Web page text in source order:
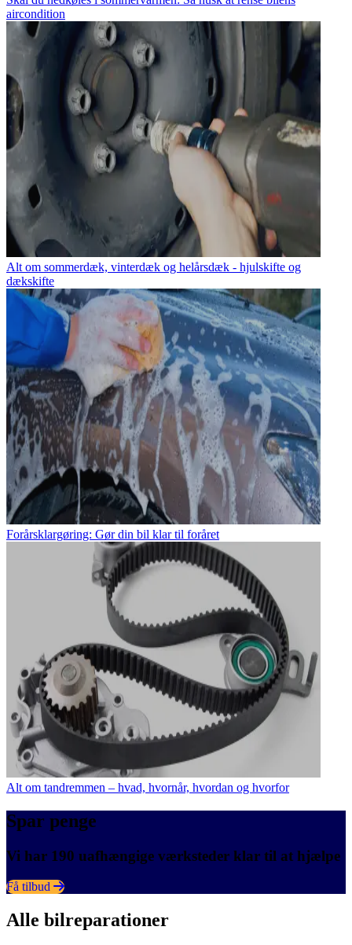
aircondition
Alt om sommerdæk, vinterdæk og helårsdæk - hjulskifte og
dækskifte
Forårsklargøring: Gør din bil klar til foråret
Alt om tandremmen – hvad, hvornår, hvordan og hvorfor
Spar penge
Vi har 190 uafhængige værksteder klar til at hjælpe
Få tilbud
Alle bilreparationer